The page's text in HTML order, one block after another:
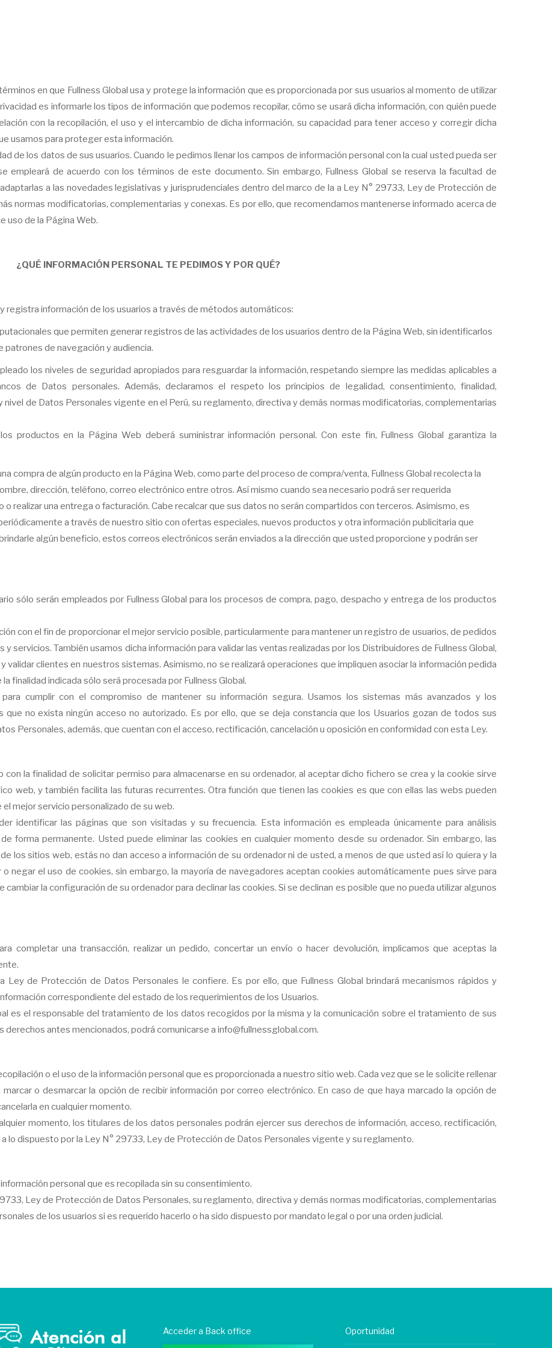
en que Fullness Global usa y protege la información que es proporcionada por sus usuarios al momento de utilizar
es informarle los tipos de información que podemos recopilar, cómo se usará dicha información, con quién puede
con la recopilación, el uso y el intercambio de dicha información, su capacidad para tener acceso y corregir dicha
usamos para proteger esta información.
de los datos de sus usuarios. Cuando le pedimos llenar los campos de información personal con la cual usted pueda ser
empleará de acuerdo con los términos de este documento. Sin embargo, Fullness Global se reserva la facultad de
a las novedades legislativas y jurisprudenciales dentro del marco de la a Ley N° 29733, Ley de Protección de
normas modificatorias, complementarias y conexas. Es por ello, que recomendamos mantenerse informado acerca de
uso de la Página Web.
¿QUÉ INFORMACIÓN PERSONAL TE PEDIMOS Y POR QUÉ?
registra información de los usuarios a través de métodos automáticos:
que permiten generar registros de las actividades de los usuarios dentro de la Página Web, sin identificarlos
de navegación y audiencia.
los niveles de seguridad apropiados para resguardar la información, respetando siempre las medidas aplicables a
de Datos personales. Además, declaramos el respeto los principios de legalidad, consentimiento, finalidad,
nivel de Datos Personales vigente en el Perú, su reglamento, directiva y demás normas modificatorias, complementarias
productos en la Página Web deberá suministrar información personal. Con este fin, Fullness Global garantiza la
compra de algún producto en la Página Web, como parte del proceso de compra/venta, Fullness Global recolecta la
dirección, teléfono, correo electrónico entre otros. Así mismo cuando sea necesario podrá ser requerida
realizar una entrega o facturación. Cabe recalcar que sus datos no serán compartidos con terceros. Asimismo, es
a través de nuestro sitio con ofertas especiales, nuevos productos y otra información publicitaria que
algún beneficio, estos correos electrónicos serán enviados a la dirección que usted proporcione y podrán ser
sólo serán empleados por Fullness Global para los procesos de compra, pago, despacho y entrega de los productos
con el fin de proporcionar el mejor servicio posible, particularmente para mantener un registro de usuarios, de pedidos
servicios. También usamos dicha información para validar las ventas realizadas por los Distribuidores de Fullness Global,
validar clientes en nuestros sistemas. Asimismo, no se realizará operaciones que impliquen asociar la información pedida
finalidad indicada sólo será procesada por Fullness Global.
cumplir con el compromiso de mantener su información segura. Usamos los sistemas más avanzados y los
no exista ningún acceso no autorizado. Es por ello, que se deja constancia que los Usuarios gozan de todos sus
Personales, además, que cuentan con el acceso, rectificación, cancelación u oposición en conformidad con esta Ley.
la finalidad de solicitar permiso para almacenarse en su ordenador, al aceptar dicho fichero se crea y la cookie sirve
web, y también facilita las futuras recurrentes. Otra función que tienen las cookies es que con ellas las webs pueden
mejor servicio personalizado de su web.
identificar las páginas que son visitadas y su frecuencia. Esta información es empleada únicamente para análisis
forma permanente. Usted puede eliminar las cookies en cualquier momento desde su ordenador. Sin embargo, las
los sitios web, estás no dan acceso a información de su ordenador ni de usted, a menos de que usted así lo quiera y la
negar el uso de cookies, sin embargo, la mayoría de navegadores aceptan cookies automáticamente pues sirve para
la configuración de su ordenador para declinar las cookies. Si se declinan es posible que no pueda utilizar algunos
completar una transacción, realizar un pedido, concertar un envío o hacer devolución, implicamos que aceptas la
Ley de Protección de Datos Personales le confiere. Es por ello, que Fullness Global brindará mecanismos rápidos y
correspondiente del estado de los requerimientos de los Usuarios.
es el responsable del tratamiento de los datos recogidos por la misma y la comunicación sobre el tratamiento de sus
antes mencionados, podrá comunicarse a info@fullnessglobal.com.
o el uso de la información personal que es proporcionada a nuestro sitio web. Cada vez que se le solicite rellenar
o desmarcar la opción de recibir información por correo electrónico. En caso de que haya marcado la opción de
en cualquier momento.
momento, los titulares de los datos personales podrán ejercer sus derechos de información, acceso, rectificación,
lo dispuesto por la Ley N° 29733, Ley de Protección de Datos Personales vigente y su reglamento.
personal que es recopilada sin su consentimiento.
Ley de Protección de Datos Personales, su reglamento, directiva y demás normas modificatorias, complementarias
de los usuarios si es requerido hacerlo o ha sido dispuesto por mandato legal o por una orden judicial.
Acceder a Back office Oportunidad